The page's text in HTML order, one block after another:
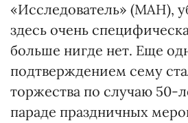
«Исследователь» (МАН),
здесь очень
больше нигде нет. Еще
подтверждением сему
торжества по случаю 50-
параде праздничных